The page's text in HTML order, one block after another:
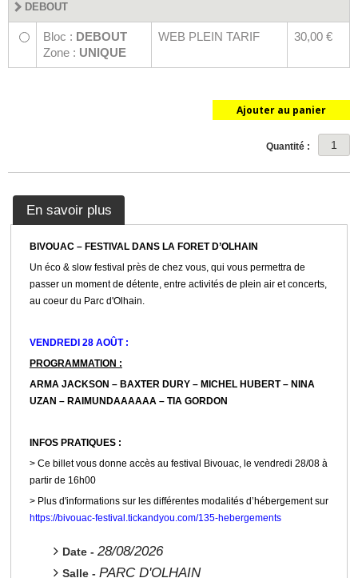
DEBOUT
Bloc : DEBOUT
Zone : UNIQUE
WEB PLEIN TARIF 30,00 €
Ajouter au panier
Quantité :
En savoir plus
BIVOUAC – FESTIVAL DANS LA FORET D’OLHAIN
Un éco & slow festival près de chez vous, qui vous permettra de
passer un moment de détente, entre activités de plein air et concerts,
au coeur du Parc d'Olhain.
VENDREDI 28 AOÛT :
PROGRAMMATION :
ARMA JACKSON – BAXTER DURY – MICHEL HUBERT – NINA
UZAN – RAIMUNDAAAAAA – TIA GORDON
INFOS PRATIQUES :
> Ce billet vous donne accès au festival Bivouac, le vendredi 28/08 à
partir de 16h00
> Plus d'informations sur les différentes modalités d’hébergement sur
https://bivouac-festival.tickandyou.com/135-hebergements
Date - 28/08/2026
Salle - PARC D'OLHAIN